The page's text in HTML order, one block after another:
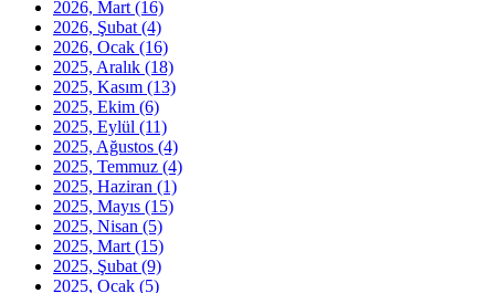
2026, Mart (16)
2026, Şubat (4)
2026, Ocak (16)
2025, Aralık (18)
2025, Kasım (13)
2025, Ekim (6)
2025, Eylül (11)
2025, Ağustos (4)
2025, Temmuz (4)
2025, Haziran (1)
2025, Mayıs (15)
2025, Nisan (5)
2025, Mart (15)
2025, Şubat (9)
2025, Ocak (5)